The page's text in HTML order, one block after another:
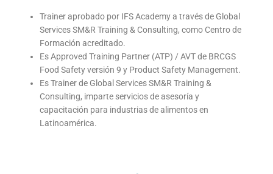
Trainer aprobado por IFS Academy a través de Global
Services SM&R Training & Consulting, como Centro de
Formación acreditado.
Es Approved Training Partner (ATP) / AVT de BRCGS
Food Safety versión 9 y Product Safety Management.
Es Trainer de Global Services SM&R Training &
Consulting, imparte servicios de asesoría y
capacitación para industrias de alimentos en
Latinoamérica.